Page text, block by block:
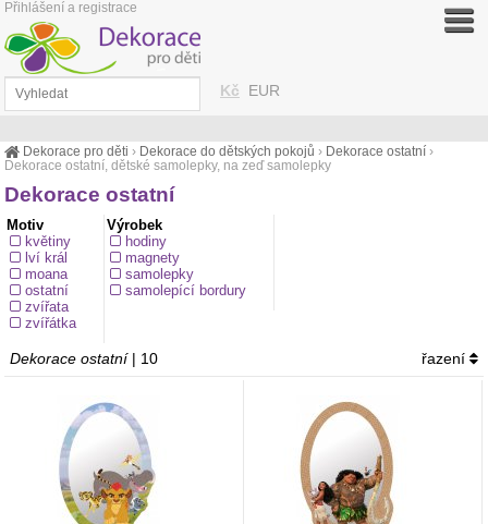
Dekorace pro děti › Dekorace do dětských pokojů › Dekorace ostatní ›
Dekorace ostatní, dětské samolepky, na zeď samolepky
Dekorace ostatní
Motiv
květiny
lví král
moana
ostatní
zvířata
zvířátka
Výrobek
hodiny
magnety
samolepky
samolepící bordury
Dekorace ostatní | 10 řazení
Kč EUR
Přihlášení a registrace